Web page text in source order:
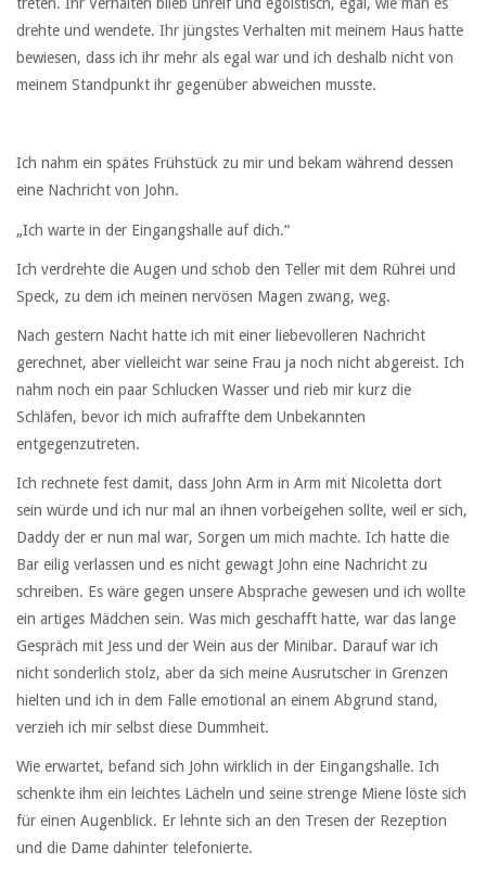
drehte und wendete. Ihr jüngstes Verhalten mit meinem Haus hatte
bewiesen, dass ich ihr mehr als egal war und ich deshalb nicht von
meinem Standpunkt ihr gegenüber abweichen musste.
Ich nahm ein spätes Frühstück zu mir und bekam während dessen
eine Nachricht von John.
„Ich warte in der Eingangshalle auf dich.“
Ich verdrehte die Augen und schob den Teller mit dem Rührei und
Speck, zu dem ich meinen nervösen Magen zwang, weg.
Nach gestern Nacht hatte ich mit einer liebevolleren Nachricht
gerechnet, aber vielleicht war seine Frau ja noch nicht abgereist. Ich
nahm noch ein paar Schlucken Wasser und rieb mir kurz die
Schläfen, bevor ich mich aufraffte dem Unbekannten
entgegenzutreten.
Ich rechnete fest damit, dass John Arm in Arm mit Nicoletta dort
sein würde und ich nur mal an ihnen vorbeigehen sollte, weil er sich,
Daddy der er nun mal war, Sorgen um mich machte. Ich hatte die
Bar eilig verlassen und es nicht gewagt John eine Nachricht zu
schreiben. Es wäre gegen unsere Absprache gewesen und ich wollte
ein artiges Mädchen sein. Was mich geschafft hatte, war das lange
Gespräch mit Jess und der Wein aus der Minibar. Darauf war ich
nicht sonderlich stolz, aber da sich meine Ausrutscher in Grenzen
hielten und ich in dem Falle emotional an einem Abgrund stand,
verzieh ich mir selbst diese Dummheit.
Wie erwartet, befand sich John wirklich in der Eingangshalle. Ich
schenkte ihm ein leichtes Lächeln und seine strenge Miene löste sich
für einen Augenblick. Er lehnte sich an den Tresen der Rezeption
und die Dame dahinter telefonierte.